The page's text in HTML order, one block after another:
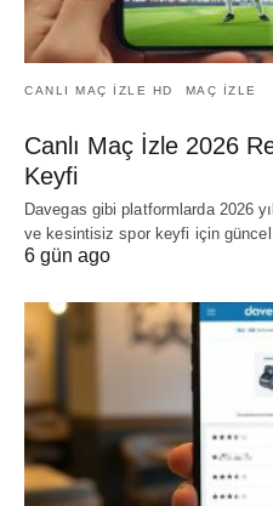
CANLI MAÇ IZLE HD MAÇ IZLE
Canlı Maç İzle 2026
Keyfi
Davegas gibi platformlarda 2026
ve kesintisiz spor keyfi için
6 gün ago